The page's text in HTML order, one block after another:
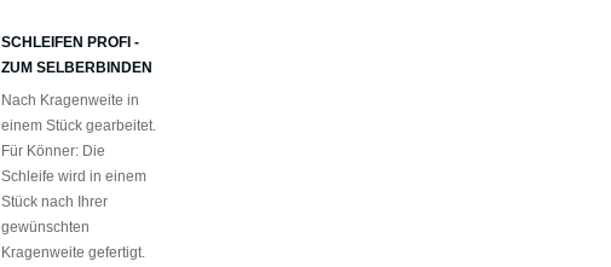
SCHLEIFEN PROFI -
ZUM SELBERBINDEN
Nach Kragenweite in
einem Stück gearbeitet.
Für Könner: Die
Schleife wird in einem
Stück nach Ihrer
gewünschten
Kragenweite gefertigt.